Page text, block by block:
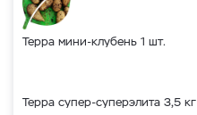
Терра мини-клубень 1 шт.
Терра супер-суперэлита 3,5 кг